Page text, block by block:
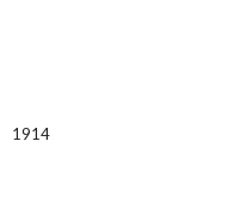
1914